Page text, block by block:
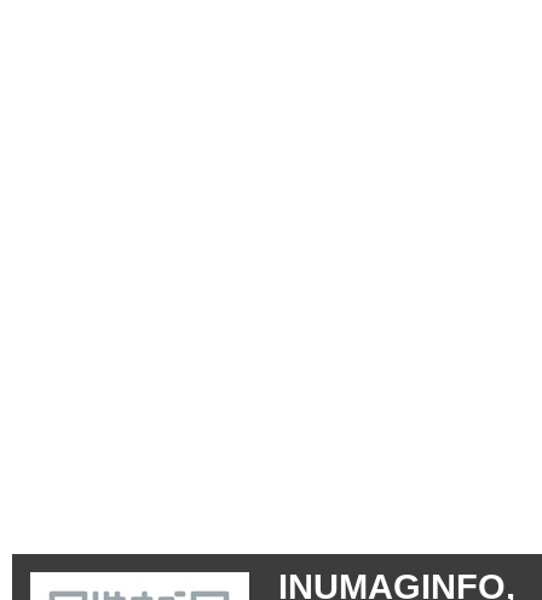
INUMAGINFO,